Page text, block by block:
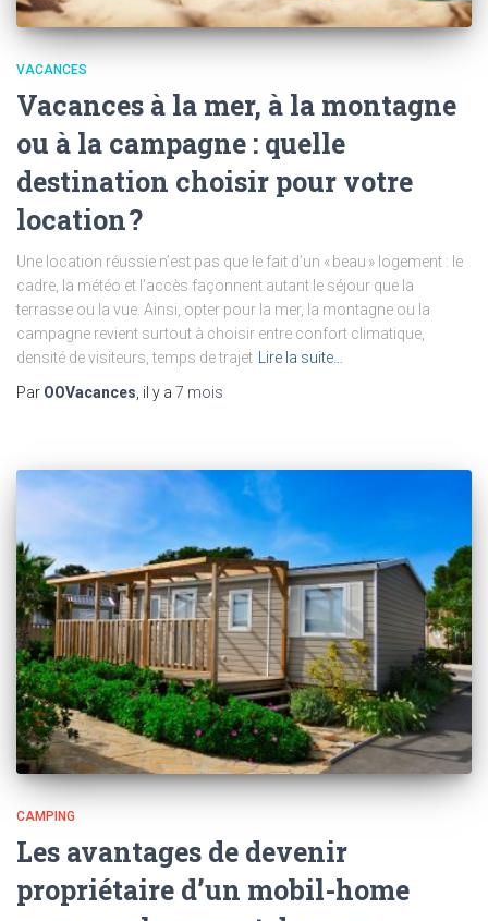
VACANCES
Vacances à la mer, à la montagne
ou à la campagne : quelle
destination choisir pour votre
location ?
Une location réussie n’est pas que le fait d’un « beau » logement : le
cadre, la météo et l’accès façonnent autant le séjour que la
terrasse ou la vue. Ainsi, opter pour la mer, la montagne ou la
campagne revient surtout à choisir entre confort climatique,
densité de visiteurs, temps de trajet Lire la suite…
Par OOVacances, il y a 7 mois
CAMPING
Les avantages de devenir
propriétaire d’un mobil-home